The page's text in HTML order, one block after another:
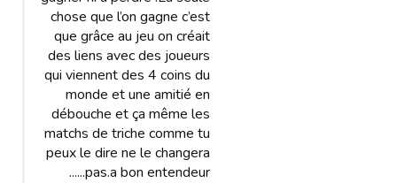
chose que l’on gagne c’est
que grâce au jeu on créait
des liens avec des joueurs
qui viennent des 4 coins du
monde et une amitié en
débouche et ça même les
matchs de triche comme tu
peux le dire ne le changera
pas.a bon entendeur......